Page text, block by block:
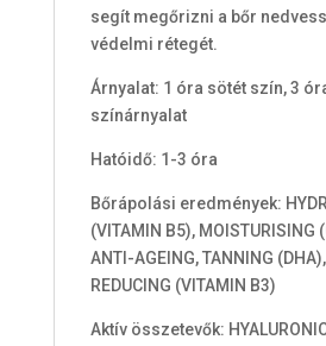
segít megőrizni a bőr
védelmi rétegét.
Árnyalat: 1 óra sötét szín, 3
színárnyalat
Hatóidő: 1-3 óra
Bőrápolási eredmények:
(VITAMIN B5), MOISTURISING
ANTI-AGEING, TANNING
REDUCING (VITAMIN B3)
Aktív összetevők: